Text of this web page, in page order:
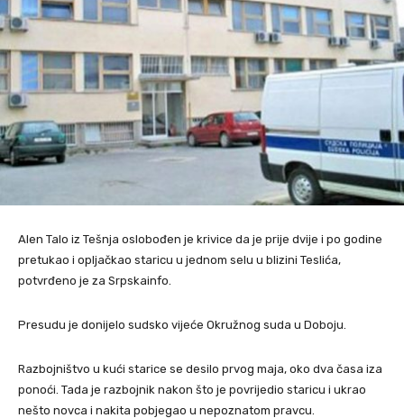
Alen Talo iz Tešnja oslobođen je krivice da je prije dvije i po godine
pretukao i opljačkao staricu u jednom selu u blizini Teslića,
potvrđeno je za Srpskainfo.
Presudu je donijelo sudsko vijeće Okružnog suda u Doboju.
Razbojništvo u kući starice se desilo prvog maja, oko dva časa iza
ponoći. Tada je razbojnik nakon što je povrijedio staricu i ukrao
nešto novca i nakita pobjegao u nepoznatom pravcu.